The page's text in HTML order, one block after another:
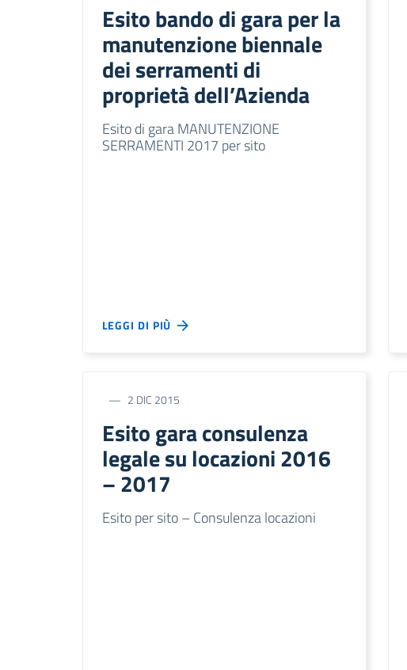
Esito bando di gara per la
manutenzione biennale
dei serramenti di
proprietà dell’Azienda
Esito di gara MANUTENZIONE
SERRAMENTI 2017 per sito
LEGGI DI PIÙ
2 DIC 2015
Esito gara consulenza
legale su locazioni 2016
– 2017
Esito per sito – Consulenza locazioni